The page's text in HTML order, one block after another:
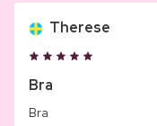
Therese
Bra
Bra